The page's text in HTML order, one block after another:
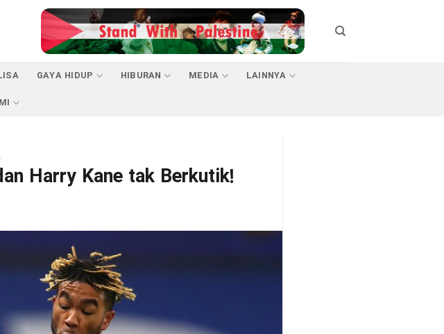
GAYA HIDUP HIBURAN MEDIA
LAINNYA
Harry Kane tak Berkutik!